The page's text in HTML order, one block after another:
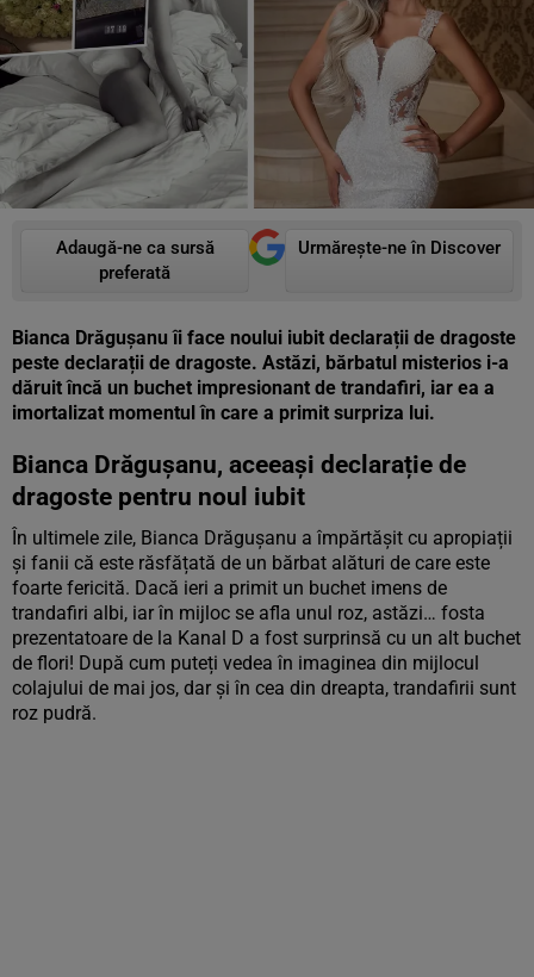
Adaugă-ne ca sursă
preferată
Urmărește-ne în Discover
Bianca Drăgușanu îi face noului iubit declarații de dragoste
peste declarații de dragoste. Astăzi, bărbatul misterios i-a
dăruit încă un buchet impresionant de trandafiri, iar ea a
imortalizat momentul în care a primit surpriza lui.
Bianca Drăgușanu, aceeași declarație de
dragoste pentru noul iubit
În ultimele zile, Bianca Drăgușanu a împărtășit cu apropiații
și fanii că este răsfățată de un bărbat alături de care este
foarte fericită. Dacă ieri a primit un buchet imens de
trandafiri albi, iar în mijloc se afla unul roz, astăzi… fosta
prezentatoare de la Kanal D a fost surprinsă cu un alt buchet
de flori! După cum puteți vedea în imaginea din mijlocul
colajului de mai jos, dar și în cea din dreapta, trandafirii sunt
roz pudră.